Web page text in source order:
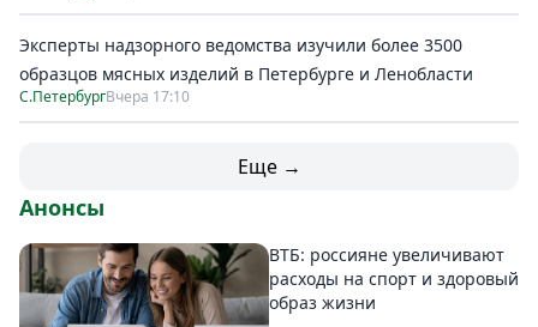
Эксперты надзорного ведомства изучили более 3500
образцов мясных изделий в Петербурге и Ленобласти
С.ПетербургВчера 17:10
Еще →
Анонсы
ВТБ: россияне увеличивают
расходы на спорт и здоровый
образ жизни